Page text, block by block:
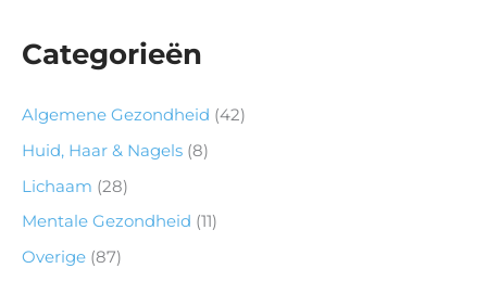
Categorieën
Algemene Gezondheid (42)
Huid, Haar & Nagels (8)
Lichaam (28)
Mentale Gezondheid (11)
Overige (87)